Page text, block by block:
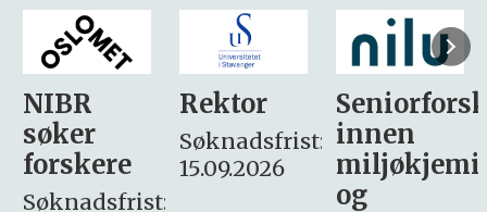
Rektor
Søknadsfrist:
15.09.2026
Seniorforsker
innen
miljøkjemi
søker
– fast